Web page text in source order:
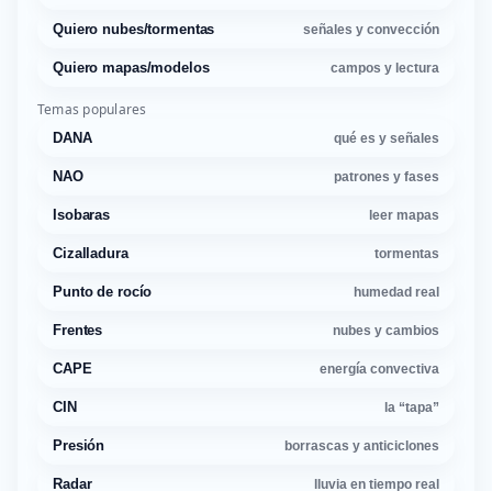
Quiero nubes/tormentas señales y convección
Quiero mapas/modelos campos y lectura
Temas populares
DANA qué es y señales
NAO patrones y fases
Isobaras leer mapas
Cizalladura tormentas
Punto de rocío humedad real
Frentes nubes y cambios
CAPE energía convectiva
CIN la “tapa”
Presión borrascas y anticiclones
Radar lluvia en tiempo real